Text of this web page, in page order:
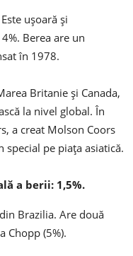
ușoară și
Berea are un
în 1978.
Britanie și Canada,
la nivel global. În
a creat Molson Coors
special pe piața asiatică.
a berii: 1,5%.
Brazilia. Are două
Chopp (5%).